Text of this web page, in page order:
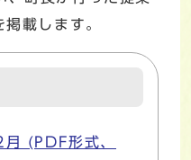
載します。
(PDF形式、